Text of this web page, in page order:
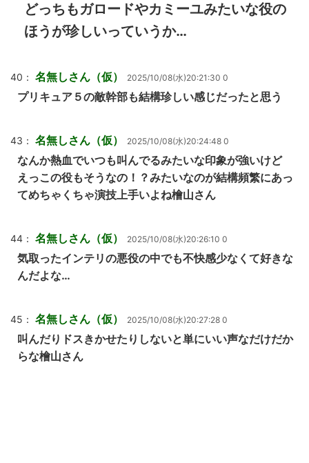
どっちもガロードやカミーユみたいな役の
ほうが珍しいっていうか…
40： 名無しさん（仮） 2025/10/08(水)20:21:30 0
プリキュア５の敵幹部も結構珍しい感じだったと思う
43： 名無しさん（仮） 2025/10/08(水)20:24:48 0
なんか熱血でいつも叫んでるみたいな印象が強いけど
えっこの役もそうなの！？みたいなのが結構頻繁にあっ
てめちゃくちゃ演技上手いよね檜山さん
44： 名無しさん（仮） 2025/10/08(水)20:26:10 0
気取ったインテリの悪役の中でも不快感少なくて好きな
んだよな…
45： 名無しさん（仮） 2025/10/08(水)20:27:28 0
叫んだりドスきかせたりしないと単にいい声なだけだか
らな檜山さん